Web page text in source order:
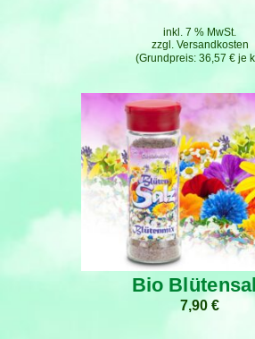
36,57 €je
inkl. 7 % MwSt.
zzgl. Versandkosten
Bio
7,90 €